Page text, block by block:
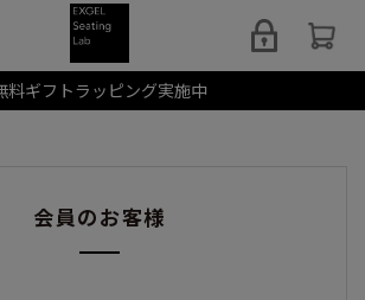
料ギフトラッピング実施中
会員のお客様